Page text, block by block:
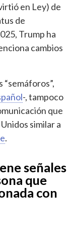
en Ley) de
de
Trump ha
cambios
“semáforos”,
-, tampoco
que
similar a
.
señales
que
con